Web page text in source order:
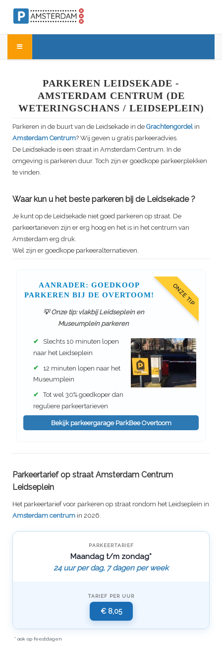
PARKEREN LEIDSEKADE -
AMSTERDAM CENTRUM (DE
WETERINGSCHANS / LEIDSEPLEIN)
Parkeren in de buurt van de Leidsekade in de Grachtengordel in
Amsterdam Centrum? Wij geven u gratis parkeeradvies.
De Leidsekade is een straat in Amsterdam Centrum. In de
omgeving is parkeren duur. Toch zijn er goedkope parkeerplekken
te vinden.
Waar kun u het beste parkeren bij de Leidsekade?
Je kunt op de Leidsekade niet goed parkeren op straat. De
parkeertarieven zijn er erg hoog en het is in het centrum van
Amsterdam erg druk.
Wel zijn er goedkope parkeeralternatieven.
ONZE TIP
AANRADER: GOEDKOOP
PARKEREN BIJ DE OVERTOOM!
💡 Onze tip: vlakbij Leidseplein en
Museumplein parkeren
✔
Slechts 10 minuten lopen
naar het Leidseplein
✔
12 minuten lopen naar het
Museumplein
✔ Tot wel 30% goedkoper dan
reguliere parkeertarieven
Bekijk parkeergarage ParkBee Overtoom
Parkeertarief op straat Amsterdam Centrum
Leidseplein
Het parkeertarief voor parkeren op straat rondom het Leidseplein in
Amsterdam centrum in 2026.
PARKEERTARIEF
Maandag t/m zondag*
24 uur per dag, 7 dagen per week
TARIEF PER UUR
€ 8,05
* ook op feestdagen